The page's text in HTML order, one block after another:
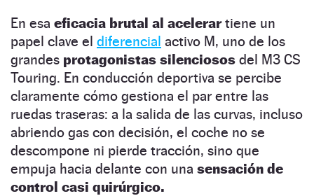
En esa eficacia brutal al acelerartiene un
papel clave el diferencial activo M, uno de los
grandes protagonistas silenciosos del M3 CS
Touring. En conducción deportiva se percibe
claramente cómo gestiona el par entre las
ruedas traseras: a la salida de las curvas, incluso
abriendo gas con decisión, el coche no se
descompone ni pierde tracción, sino que
empuja hacia delante con una sensación de
control casi quirúrgico.